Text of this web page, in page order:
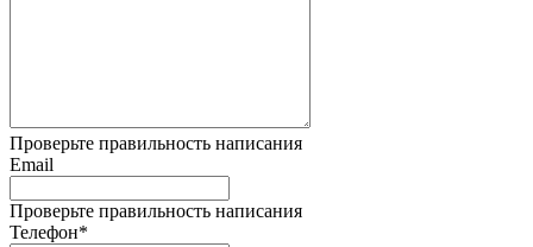
Проверьте правильность написания
Email
Проверьте правильность написания
Телефон*